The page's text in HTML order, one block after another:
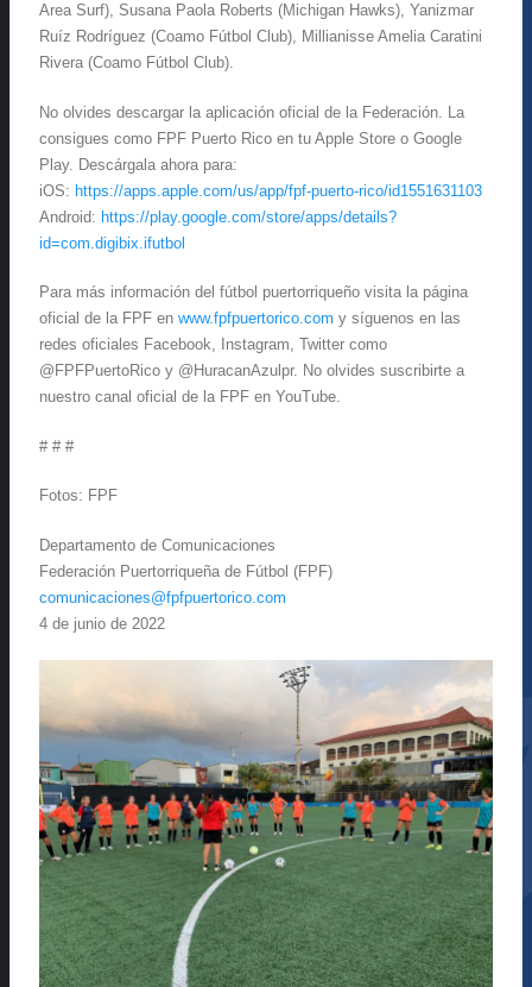
Area Surf), Susana Paola Roberts (Michigan Hawks), Yanizmar
Ruíz Rodríguez (Coamo Fútbol Club), Millianisse Amelia Caratini
Rivera (Coamo Fútbol Club).
No olvides descargar la aplicación oficial de la Federación. La
consigues como FPF Puerto Rico en tu Apple Store o Google
Play. Descárgala ahora para:
iOS: https://apps.apple.com/us/app/fpf-puerto-rico/id1551631103
Android: https://play.google.com/store/apps/details?
id=com.digibix.ifutbol
Para más información del fútbol puertorriqueño visita la página
oficial de la FPF en www.fpfpuertorico.com y síguenos en las
redes oficiales Facebook, Instagram, Twitter como
@FPFPuertoRico y @HuracanAzulpr. No olvides suscribirte a
nuestro canal oficial de la FPF en YouTube.
# # #
Fotos: FPF
Departamento de Comunicaciones
Federación Puertorriqueña de Fútbol (FPF)
comunicaciones@fpfpuertorico.com
4 de junio de 2022